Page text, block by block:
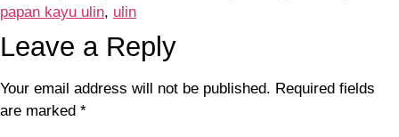
papan kayu ulin, ulin
Leave a Reply
Your email address will not be published. Required fields
are marked *